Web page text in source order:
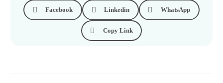
Facebook Linkedin WhatsApp
Copy Link